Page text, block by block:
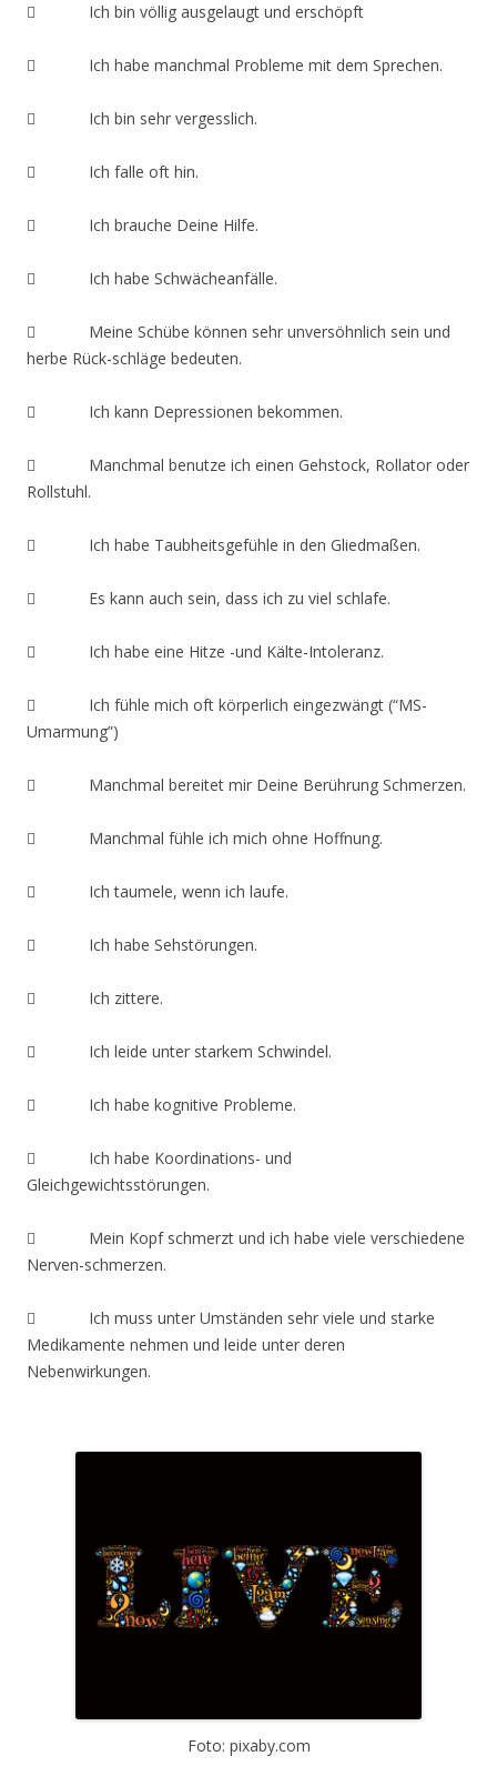
 Ich bin völlig ausgelaugt und erschöpft
 Ich habe manchmal Probleme mit dem Sprechen.
 Ich bin sehr vergesslich.
 Ich falle oft hin.
 Ich brauche Deine Hilfe.
 Ich habe Schwächeanfälle.
 Meine Schübe können sehr unversöhnlich sein und
herbe Rück-schläge bedeuten.
 Ich kann Depressionen bekommen.
 Manchmal benutze ich einen Gehstock, Rollator oder
Rollstuhl.
 Ich habe Taubheitsgefühle in den Gliedmaßen.
 Es kann auch sein, dass ich zu viel schlafe.
 Ich habe eine Hitze -und Kälte-Intoleranz.
 Ich fühle mich oft körperlich eingezwängt (“MS-
Umarmung”)
 Manchmal bereitet mir Deine Berührung Schmerzen.
 Manchmal fühle ich mich ohne Hoffnung.
 Ich taumele, wenn ich laufe.
 Ich habe Sehstörungen.
 Ich zittere.
 Ich leide unter starkem Schwindel.
 Ich habe kognitive Probleme.
 Ich habe Koordinations- und
Gleichgewichtsstörungen.
 Mein Kopf schmerzt und ich habe viele verschiedene
Nerven-schmerzen.
 Ich muss unter Umständen sehr viele und starke
Medikamente nehmen und leide unter deren
Nebenwirkungen.
Foto: pixaby.com